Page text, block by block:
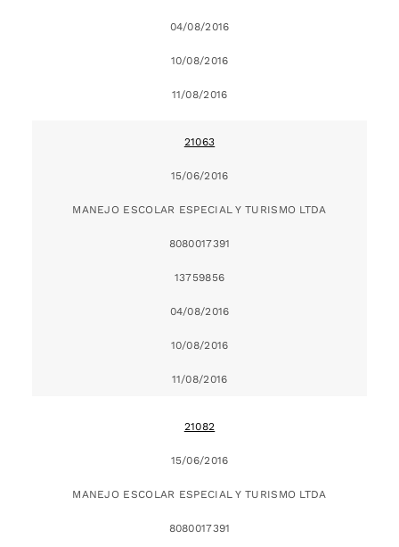
04/08/2016
10/08/2016
11/08/2016
21063
15/06/2016
MANEJO ESCOLAR ESPECIAL Y TURISMO LTDA
8080017391
13759856
04/08/2016
10/08/2016
11/08/2016
21082
15/06/2016
MANEJO ESCOLAR ESPECIAL Y TURISMO LTDA
8080017391